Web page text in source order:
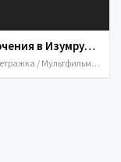
Приключения в Изумрудном городе: Козни старой Момби (2000)
Короткометражка / Мультфильмы / Приключения / Фэнтези / Россия / 2000